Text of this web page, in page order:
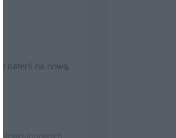
baterii na nową,